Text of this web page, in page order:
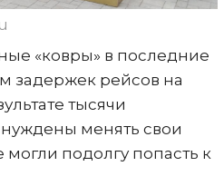
«ковры» в последние
задержек рейсов на
тысячи
менять свои
подолгу попасть к